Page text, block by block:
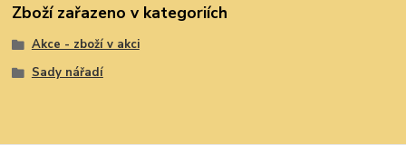
Zboží zařazeno v kategoriích
Akce - zboží v akci
Sady nářadí